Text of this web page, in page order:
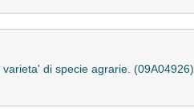
di specie agrarie. (09A04926)